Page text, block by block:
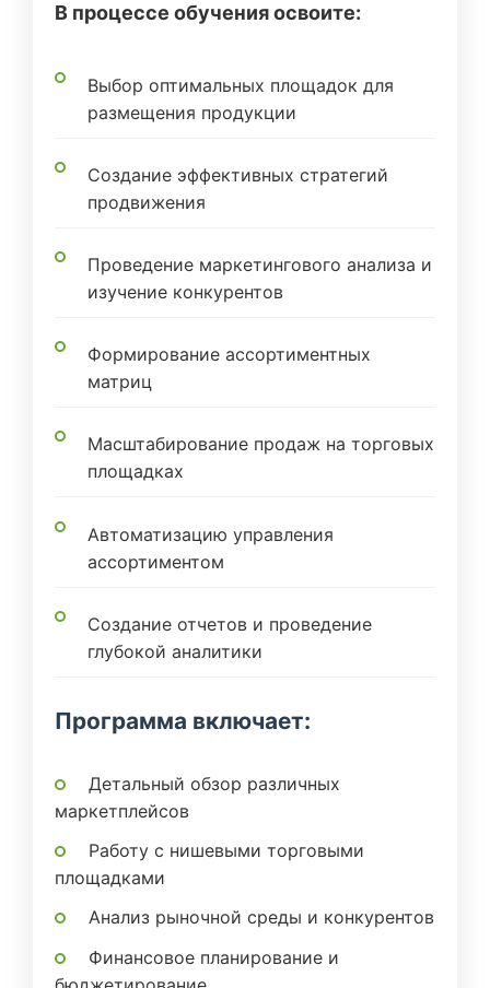
В процессе обучения освоите:
Выбор оптимальных площадок для
размещения продукции
Создание эффективных стратегий
продвижения
Проведение маркетингового анализа и
изучение конкурентов
Формирование ассортиментных
матриц
Масштабирование продаж на торговых
площадках
Автоматизацию управления
ассортиментом
Создание отчетов и проведение
глубокой аналитики
Программа включает:
Детальный обзор различных
маркетплейсов
Работу с нишевыми торговыми
площадками
Анализ рыночной среды и конкурентов
Финансовое планирование и